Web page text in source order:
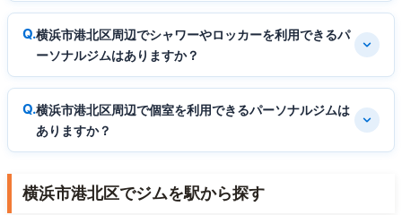
横浜市港北区周辺でシャワーやロッカーを利用できるパ
ーソナルジムはありますか？
横浜市港北区周辺で個室を利用できるパーソナルジムは
ありますか？
横浜市港北区でジムを駅から探す